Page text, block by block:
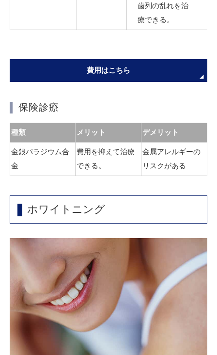
歯列の乱れを治
療できる。
費用はこちら
保険診療
種類 メリット デメリット
金銀パラジウム合
金
費用を抑えて治療
できる。
金属アレルギーの
リスクがある
ホワイトニング